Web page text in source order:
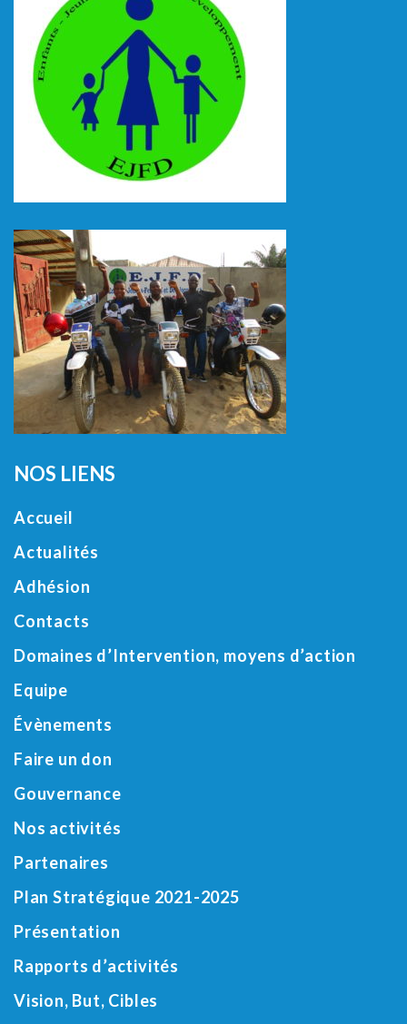
NOS LIENS
Accueil
Actualités
Adhésion
Contacts
Domaines d’Intervention, moyens d’action
Equipe
Évènements
Faire un don
Gouvernance
Nos activités
Partenaires
Plan Stratégique 2021-2025
Présentation
Rapports d’activités
Vision, But, Cibles